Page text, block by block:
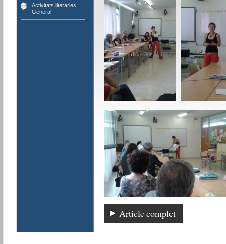
Activitats literàries
General
Article complet